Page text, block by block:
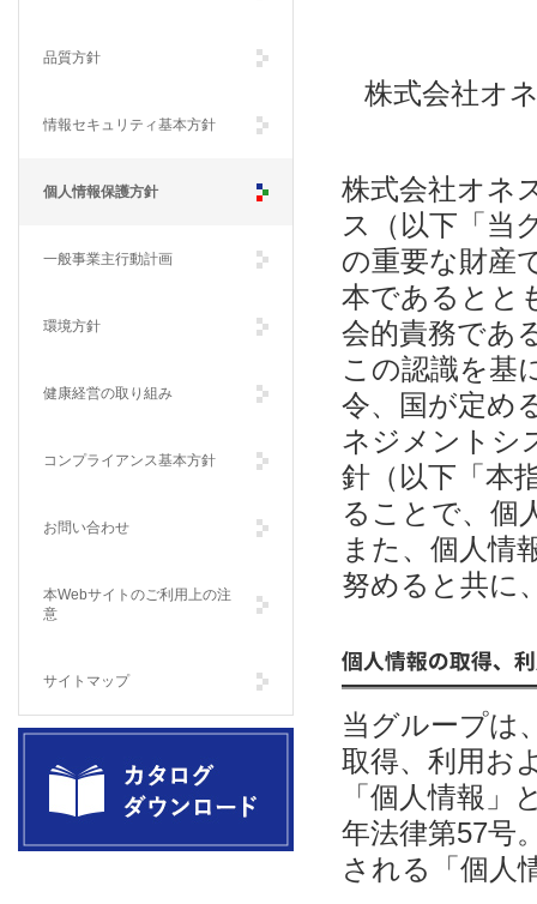
株式会社オ
株式会社オネ
ス（以下「当
の重要な財産
本であるとと
会的責務であ
この認識を基
令、国が定め
ネジメントシ
針（以下「本
ることで、個
また、個人情
努めると共に
個人情報の利用目的
当グループは
取得、利用お
「個人情報
年法律第57号
される「個人
品質方針
情報セキュリティ基本方針
個人情報保護方針
一般事業主行動計画
環境方針
健康経営の取り組み
コンプライアンス基本方針
お問い合わせ
本Webサイトのご利用上の注
意
サイトマップ